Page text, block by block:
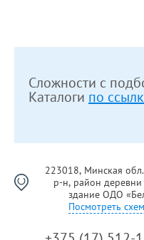
Сложности с
Каталоги по
223018, Минская
р-н, район деревни
здание ОДО
Посмотреть